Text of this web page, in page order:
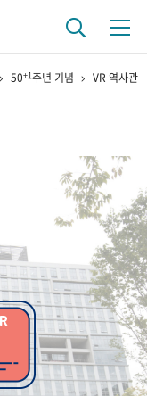
영상 기록물
50+1주년 기념 VR 역사관